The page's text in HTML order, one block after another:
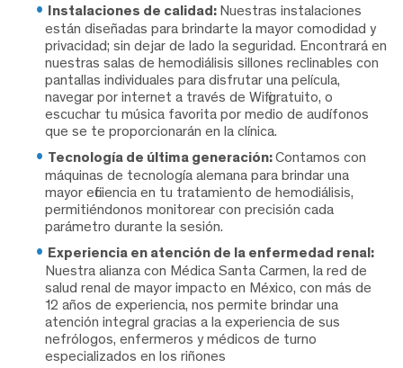
Instalaciones de calidad: Nuestras instalaciones
están diseñadas para brindarte la mayor comodidad y
privacidad; sin dejar de lado la seguridad. Encontrará en
nuestras salas de hemodiálisis sillones reclinables con
pantallas individuales para disfrutar una película,
navegar por internet a través de Wifi gratuito, o
escuchar tu música favorita por medio de audífonos
que se te proporcionarán en la clínica.
Tecnología de última generación:Contamos con
máquinas de tecnología alemana para brindar una
mayor eficiencia en tu tratamiento de hemodiálisis,
permitiéndonos monitorear con precisión cada
parámetro durante la sesión.
Experiencia en atención de la enfermedad renal:
Nuestra alianza con Médica Santa Carmen, la red de
salud renal de mayor impacto en México, con más de
12 años de experiencia, nos permite brindar una
atención integral gracias a la experiencia de sus
nefrólogos, enfermeros y médicos de turno
especializados en los riñones